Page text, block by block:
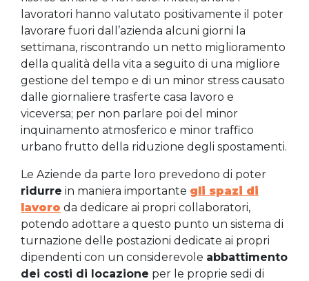
lavoratori hanno valutato positivamente il poter
lavorare fuori dall’azienda alcuni giorni la
settimana, riscontrando un netto miglioramento
della qualità della vita a seguito di una migliore
gestione del tempo e di un minor stress causato
dalle giornaliere trasferte casa lavoro e
viceversa; per non parlare poi del minor
inquinamento atmosferico e minor traffico
urbano frutto della riduzione degli spostamenti.
Le Aziende da parte loro prevedono di poter
ridurre in maniera importante gli spazi di
lavoro da dedicare ai propri collaboratori,
potendo adottare a questo punto un sistema di
turnazione delle postazioni dedicate ai propri
dipendenti con un considerevole abbattimento
dei costi di locazione per le proprie sedi di